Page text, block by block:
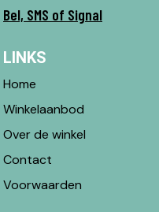
Bel, SMS of Signal
LINKS
Home
Winkelaanbod
Over de winkel
Contact
Voorwaarden